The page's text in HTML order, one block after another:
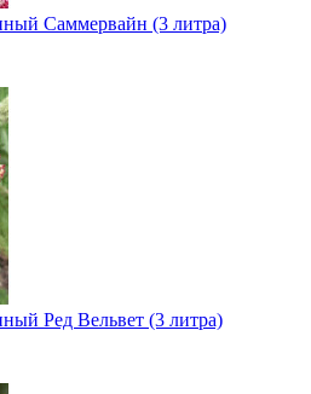
Саммервайн (3 литра)
Ред Вельвет (3 литра)